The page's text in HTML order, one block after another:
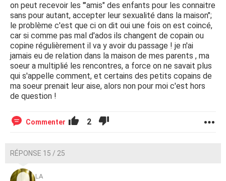
on peut recevoir les '"amis" des enfants pour les connaitre
sans pour autant, accepter leur sexualité dans la maison";
le problème c'est que ci on dit oui une fois on est coincé,
car si comme pas mal d'ados ils changent de copain ou
copine régulièrement il va y avoir du passage ! je n'ai
jamais eu de relation dans la maison de mes parents , ma
soeur a multiplié les rencontres, a force on ne savait plus
qui s'appelle comment, et certains des petits copains de
ma soeur prenait leur aise, alors non pour moi c'est hors
de question !
Commenter 2
RÉPONSE 15 / 25
LA